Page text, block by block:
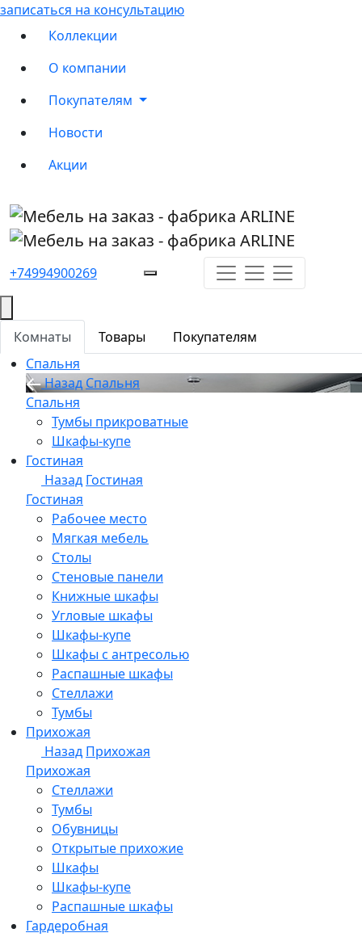
записаться на консультацию
Коллекции
О компании
Покупателям
Новости
Акции
+74994900269